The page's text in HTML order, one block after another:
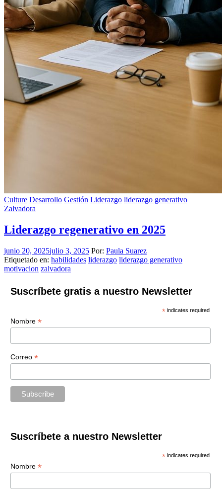
Culture Desarrollo Gestión Liderazgo liderazgo generativo
Zalvadora
Liderazgo regenerativo en 2025
junio 20, 2025julio 3, 2025 Por: Paula Suarez
Etiquetado en: habilidades liderazgo liderazgo generativo
motivacion zalvadora
Suscríbete gratis a nuestro Newsletter
* indicates required
Nombre *
Correo *
Suscríbete a nuestro Newsletter
* indicates required
Nombre *